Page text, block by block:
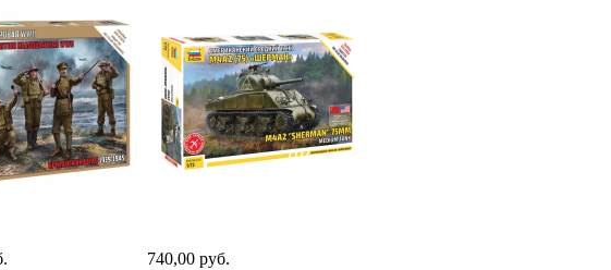
740,00 руб.